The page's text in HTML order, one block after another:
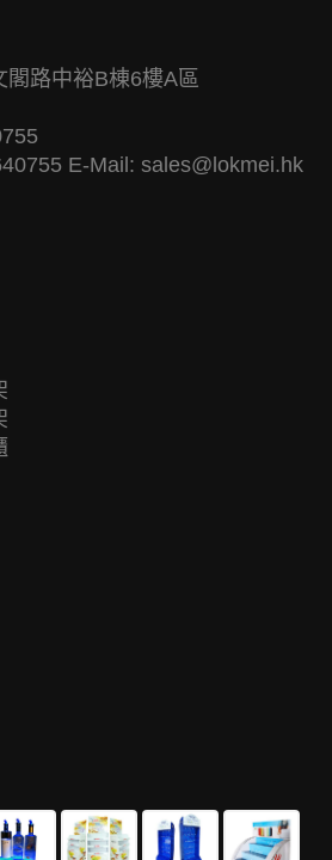
閣路中裕B棟6樓A區
E-Mail: sales@lokmei.hk